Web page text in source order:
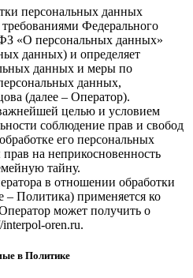
персональных данных
требованиями Федерального
«О персональных данных»
данных) и определяет
данных и меры по
данных,
(далее – Оператор).
целью и условием
соблюдение прав и свобод
его персональных
на неприкосновенность
тайну.
в отношении обработки
– Политика) применяется ко
может получить о
interpol-oren.ru.
в Политике